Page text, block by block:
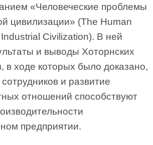
«Человеческие проблемы
цивилизации» (The Human
Civilization). В ней
и выводы Хоторнских
в ходе которых было доказано,
и развитие
отношений способствуют
предприятии.